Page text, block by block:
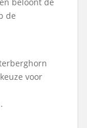
de
voor